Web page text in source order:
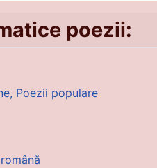
poezii:
Poezii populare